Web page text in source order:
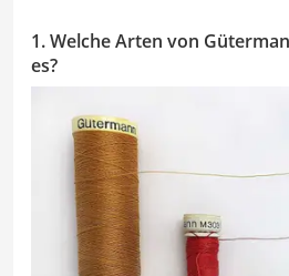
1. Welche Arten von
es?